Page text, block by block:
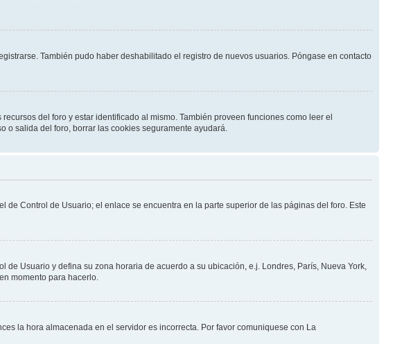
También pudo haber deshabilitado el registro de nuevos usuarios. Póngase en contacto
del foro y estar identificado al mismo. También proveen funciones como leer el
o salida del foro, borrar las cookies seguramente ayudará.
Control de Usuario; el enlace se encuentra en la parte superior de las páginas del foro. Este
Usuario y defina su zona horaria de acuerdo a su ubicación, e.j. Londres, París, Nueva York,
momento para hacerlo.
la hora almacenada en el servidor es incorrecta. Por favor comuniquese con La